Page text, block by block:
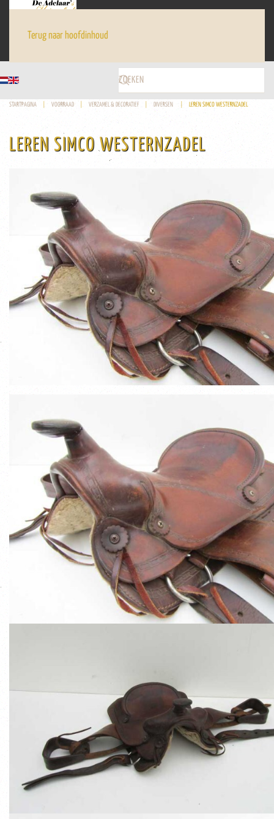
Terug naar hoofdinhoud
STARTPAGINA VOORRAAD VERZAMEL & DECORATIEF DIVERSEN LEREN SIMCO WESTERNZADEL
LEREN SIMCO WESTERNZADEL